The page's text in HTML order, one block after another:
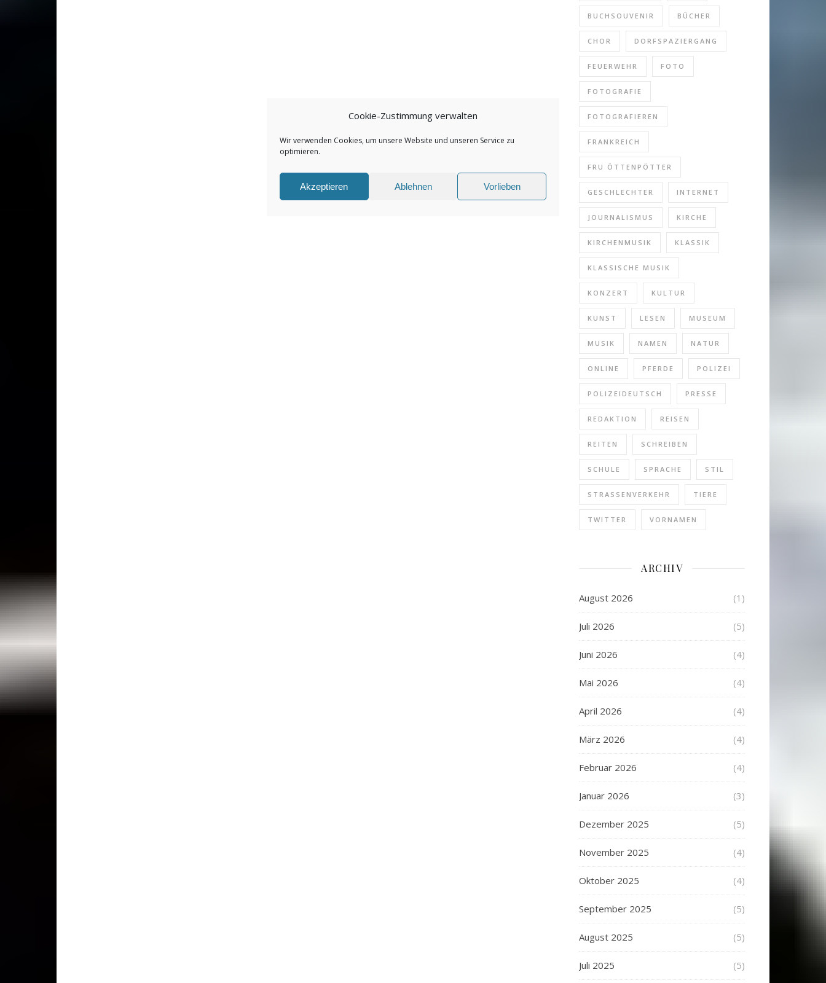
Cookie-Zustimmung verwalten
Wir verwenden Cookies, um unsere Website und unseren Service zu
optimieren.
Akzeptieren Ablehnen Vorlieben
BUCHSOUVENIR BÜCHER
CHOR DORFSPAZIERGANG
FEUERWEHR FOTO
FOTOGRAFIE
FOTOGRAFIEREN
FRANKREICH
FRU ÖTTENPÖTTER
GESCHLECHTER INTERNET
JOURNALISMUS KIRCHE
KIRCHENMUSIK KLASSIK
KLASSISCHE MUSIK
KONZERT KULTUR
KUNST LESEN MUSEUM
MUSIK NAMEN NATUR
ONLINE PFERDE POLIZEI
POLIZEIDEUTSCH PRESSE
REDAKTION REISEN
REITEN SCHREIBEN
SCHULE SPRACHE STIL
STRASSENVERKEHR TIERE
TWITTER VORNAMEN
ARCHIV
August 2026 (1)
Juli 2026 (5)
Juni 2026 (4)
Mai 2026 (4)
April 2026 (4)
März 2026 (4)
Februar 2026 (4)
Januar 2026 (3)
Dezember 2025 (5)
November 2025 (4)
Oktober 2025 (4)
September 2025 (5)
August 2025 (5)
Juli 2025 (5)